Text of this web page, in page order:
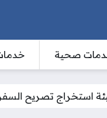
صحية
استخراج تصريح